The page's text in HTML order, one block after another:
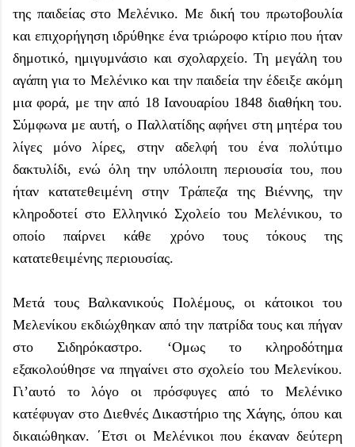
της παιδείας στο Μελένικο. Με δική του πρωτοβουλία
και επιχορήγηση ιδρύθηκε ένα τριώροφο κτίριο που ήταν
δημοτικό, ημιγυμνάσιο και σχολαρχείο. Τη μεγάλη του
αγάπη για το Μελένικο και την παιδεία την έδειξε ακόμη
μια φορά, με την από 18 Ιανουαρίου 1848 διαθήκη του.
Σύμφωνα με αυτή, ο Παλλατίδης αφήνει στη μητέρα του
λίγες μόνο λίρες, στην αδελφή του ένα πολύτιμο
δακτυλίδι, ενώ όλη την υπόλοιπη περιουσία του, που
ήταν κατατεθειμένη στην Τράπεζα της Βιέννης, την
κληροδοτεί στο Ελληνικό Σχολείο του Μελένικου, το
οποίο παίρνει κάθε χρόνο τους τόκους της
κατατεθειμένης περιουσίας.
Μετά τους Βαλκανικούς Πολέμους, οι κάτοικοι του
Μελενίκου εκδιώχθηκαν από την πατρίδα τους και πήγαν
στο Σιδηρόκαστρο. ‘Ομως το κληροδότημα
εξακολούθησε να πηγαίνει στο σχολείο του Μελενίκου.
Γι’αυτό το λόγο οι πρόσφυγες από το Μελένικο
κατέφυγαν στο Διεθνές Δικαστήριο της Χάγης, όπου και
δικαιώθηκαν. ΄Ετσι οι Μελένικοι που έκαναν δεύτερη